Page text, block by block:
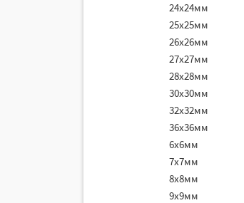
24х24мм
25х25мм
26х26мм
27х27мм
28х28мм
30х30мм
32х32мм
36х36мм
6х6мм
7х7мм
8х8мм
9х9мм